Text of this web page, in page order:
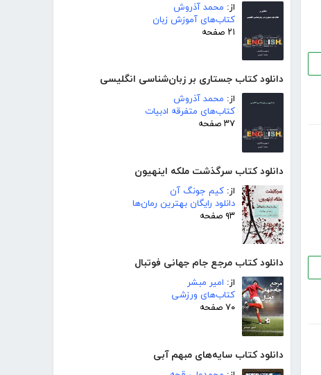
از: محمد آذروش
کتاب‌های آموزش زبان
۲۱ صفحه
دانلود کتاب جستاری بر زبان‌شناسی انگلیسی
از: محمد آذروش
کتاب‌های متفرقه ادبیات
۳۷ صفحه
دانلود کتاب سرگذشت ملکه اینهیون
از: کیم جونگ آن
دانلود رایگان بهترین رمان‌ها
۹۳ صفحه
دانلود کتاب مرجع جام جهانی فوتبال
از: امیر مبشر
کتاب‌های ورزشی
۷۰ صفحه
دانلود کتاب سایه‌های مبهم آبی